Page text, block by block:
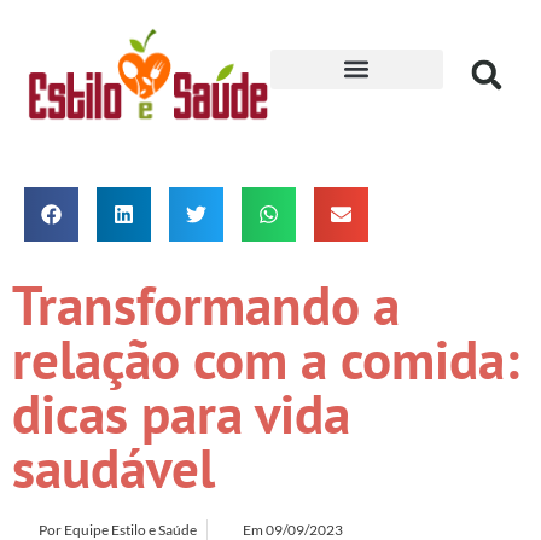
Transformando a
relação com a comida:
dicas para vida
saudável
Por Equipe Estilo e Saúde Em 09/09/2023